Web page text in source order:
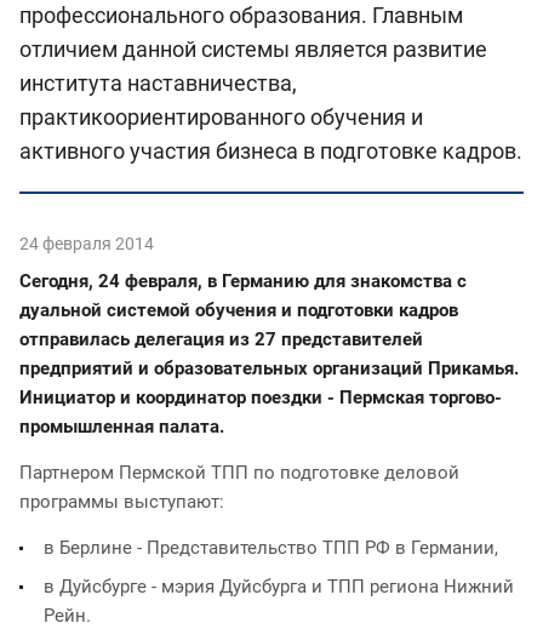
профессионального образования. Главным
отличием данной системы является развитие
института наставничества,
практикоориентированного обучения и
активного участия бизнеса в подготовке кадров.
24 февраля 2014
Сегодня, 24 февраля, в Германию для знакомства с
дуальной системой обучения и подготовки кадров
отправилась делегация из 27 представителей
предприятий и образовательных организаций Прикамья.
Инициатор и координатор поездки - Пермская торгово-
промышленная палата.
Партнером Пермской ТПП по подготовке деловой
программы выступают:
в Берлине - Представительство ТПП РФ в Германии,
в Дуйсбурге - мэрия Дуйсбурга и ТПП региона Нижний
Рейн.